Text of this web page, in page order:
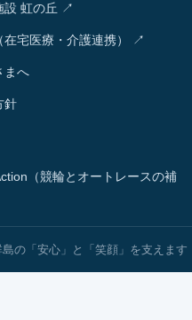
設 虹の丘 ↗
在宅医療・介護連携） ↗
まへ
針
の「安心」と「笑顔」を支えます